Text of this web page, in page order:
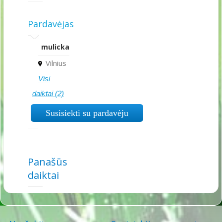
Pardavėjas
mulicka
Vilnius
Visi
daiktai (2)
Susisiekti su pardavėju
Panašūs
daiktai